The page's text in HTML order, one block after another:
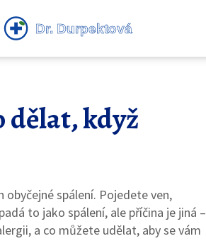
dělat, když
spálení. Pojedete ven,
to jako spálení, ale příčina je jiná –
a co můžete udělat, aby se vám